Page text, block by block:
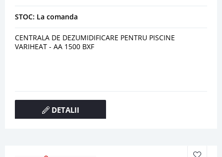
STOC: La comanda
CENTRALA DE DEZUMIDIFICARE PENTRU PISCINE
VARIHEAT - AA 1500 BXF
DETALII